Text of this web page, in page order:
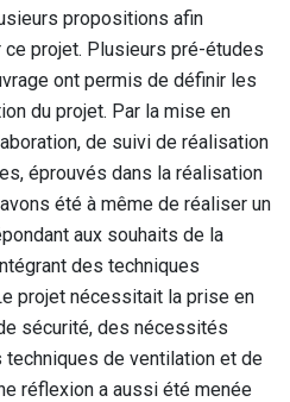
propositions afin
ce projet. Plusieurs pré-études
ont permis de définir les
du projet. Par la mise en
de suivi de réalisation
éprouvés dans la réalisation
été à même de réaliser un
aux souhaits de la
des techniques
projet nécessitait la prise en
sécurité, des nécessités
techniques de ventilation et de
réflexion a aussi été menée